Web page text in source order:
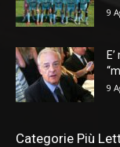
9
9
Categorie Più